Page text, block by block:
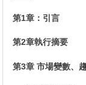
第1章：引言
第2章執行摘要
第3章 市場變數、